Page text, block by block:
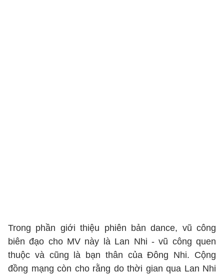
Trong phần giới thiệu phiên bản dance, vũ công
biên đạo cho MV này là Lan Nhi - vũ công quen
thuộc và cũng là bạn thân của Đông Nhi. Cộng
đồng mạng còn cho rằng do thời gian qua Lan Nhi